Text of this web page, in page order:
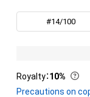
#14/100
Royalty：10%
Precautions on